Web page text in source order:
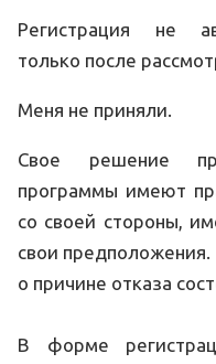
Регистрация не
только после
Меня не приняли.
Свое решение
программы имеют
со своей стороны,
свои
о причине отказа
В форме